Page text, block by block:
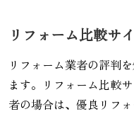
リフォーム比較サ
リフォーム業者の評判
ます。リフォーム比較
者の場合は、優良リフ